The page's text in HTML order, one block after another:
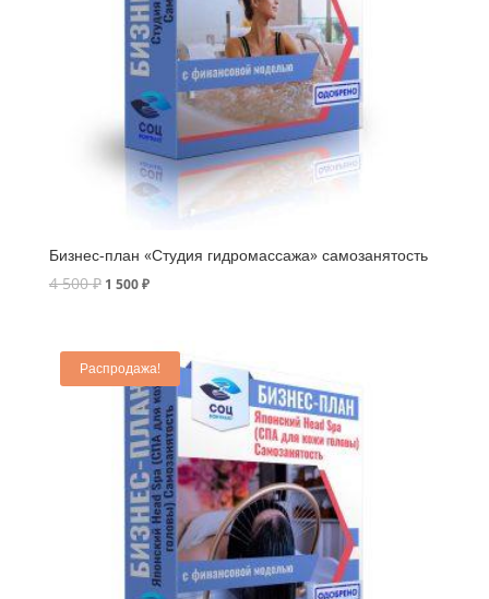
Бизнес-план «Студия гидромассажа» самозанятость
4 500₽ 1 500₽
Распродажа!